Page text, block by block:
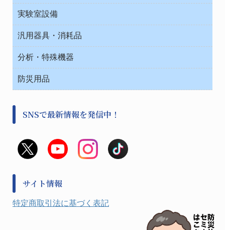
ベット周辺
ベンチ無菌ドラフト
院内感染防止、空気清浄器類
運搬
温度・湿度管理機器
加圧・減圧・油ポンプ
撹拌機 ２
救急
金属、ホーロー容器・バット類
金属・樹脂実験必需１
健康機器・用品
検査・計測
救急
健康機器・用品
事務・受付
処置・手術
中材・滅菌・洗浄
ノート・紙製品
実験室設備
コンテナー保温容器
工具類
事務用品・ＯＡデスク
清掃用品
汎用器具・消耗品
テープ・ラベル・紙製
金属・樹脂実験必需２
樹脂容器各種
分析・特殊機器
検査用品
分離・分析ロシ
防災用品
初期活動・対策本部
非常用食料品
風水害対策用品
防犯用品・その他
SNSで最新情報を発信中！
サイト情報
特定商取引法に基づく表記